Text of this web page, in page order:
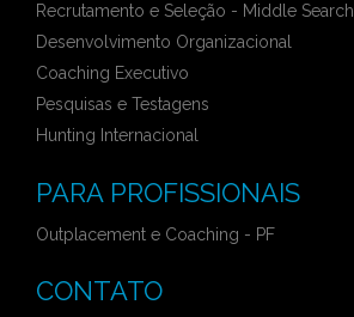
Recrutamento e Seleção - Middle Search
Desenvolvimento Organizacional
Coaching Executivo
Pesquisas e Testagens
Hunting Internacional
PARA PROFISSIONAIS
Outplacement e Coaching - PF
CONTATO